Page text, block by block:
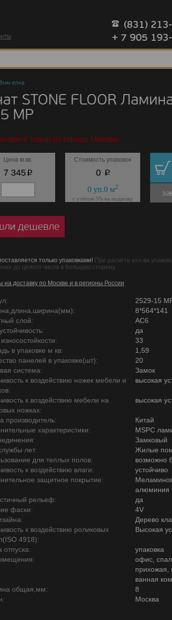
(831)
+ 7 905
елка
STONE FLOOR
MР
товар из города Москва.
Цена м.кв.
7 345p
Стоимость упаковок
0 p
0уп.0м2
с учётом 5% на подрезку
дешевле
только упаковками! При расчете кол-ва
до целого числа в большую сторону.
на доставку по Москве и в регионы России
2529-15
8*564*141
слой:
AC6
да
33
в упаковке м кв:
1,59
панелей в упаковке(шт):
20
система:
Замок
к воздействию ножек мебели и
высокая
к воздействию мебели на
ножках:
высокая
производитель:
Китай
характеристики:
MSPC
Замковый
лет:
Жилые
для теплых полов:
возможно
к воздействию влаги:
устойчиво
защитное покрытие:
алюминия
рельеф:
да
фаски:
4V
Дерево
к воздействию роликовых
4918):
Высокая
отпуска:
упаковка
офис,
прихожая,
ванная
общая,мм:
8
Москва